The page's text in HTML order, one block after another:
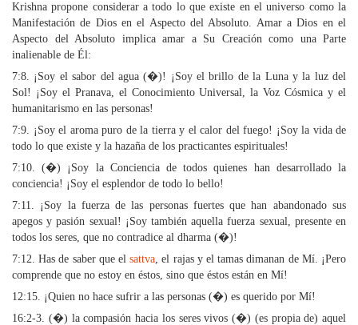
Krishna propone considerar a todo lo que existe en el universo como la
Manifestación de Dios en el Aspecto del Absoluto. Amar a Dios en el
Aspecto del Absoluto implica amar a Su Creación como una Parte
inalienable de Él:
7:8. ¡Soy el sabor del agua (�)! ¡Soy el brillo de la Luna y la luz del
Sol! ¡Soy el Pranava, el Conocimiento Universal, la Voz Cósmica y el
humanitarismo en las personas!
7:9. ¡Soy el aroma puro de la tierra y el calor del fuego! ¡Soy la vida de
todo lo que existe y la hazaña de los practicantes espirituales!
7:10. (�) ¡Soy la Conciencia de todos quienes han desarrollado la
conciencia! ¡Soy el esplendor de todo lo bello!
7:11. ¡Soy la fuerza de las personas fuertes que han abandonado sus
apegos y pasión sexual! ¡Soy también aquella fuerza sexual, presente en
todos los seres, que no contradice al dharma (�)!
7:12. Has de saber que elsattva, el rajas y el tamas dimanan de Mí. ¡Pero
comprende que no estoy en éstos, sino que éstos están en Mí!
12:15. ¡Quien no hace sufrir a las personas (�) es querido por Mí!
16:2-3. (�) la compasión hacia los seres vivos (�) (es propia de) aquel